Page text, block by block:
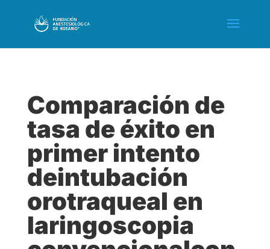
Comparación de
tasa de éxito en
primer intento
deintubación
orotraqueal en
laringoscopia